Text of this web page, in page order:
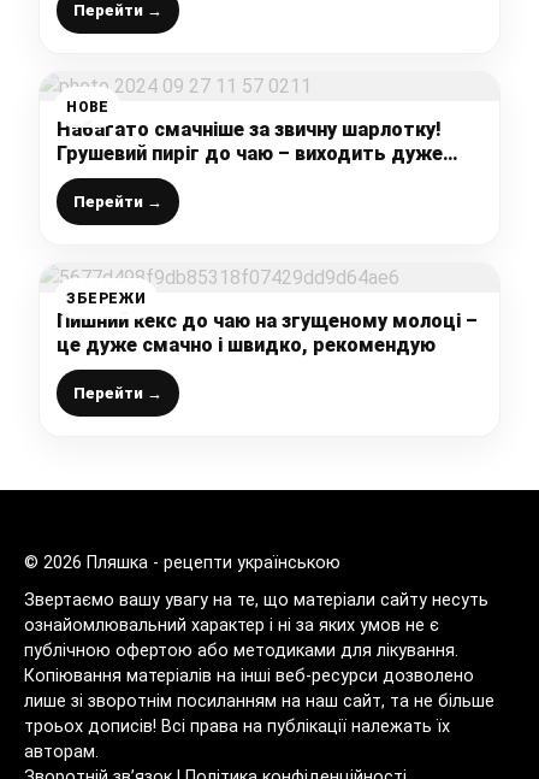
Перейти →
НОВЕ
Набагато смачніше за звичну шарлотку!
Грушевий пиріг до чаю – виходить дуже
смачно та ароматно!
Перейти →
ЗБЕРЕЖИ
Пишний кекс до чаю на згущеному молоці –
це дуже смачно і швидко, рекомендую
Перейти →
© 2026 Пляшка - рецепти українською
Звертаємо вашу увагу на те, що матеріали сайту несуть
ознайомлювальний характер і ні за яких умов не є
публічною офертою або методиками для лікування.
Копіювання матеріалів на інші веб-ресурси дозволено
лише зі зворотнім посиланням на наш сайт, та не більше
троьох дописів! Всі права на публікації належать їх
авторам.